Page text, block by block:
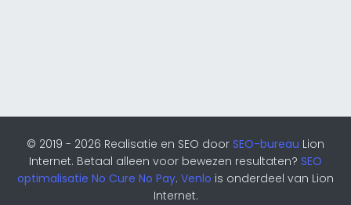
© 2019 - 2026 Realisatie en SEO door SEO-bureau Lion
Internet. Betaal alleen voor bewezen resultaten? SEO
optimalisatie No Cure No Pay. Venlo is onderdeel van Lion
Internet.